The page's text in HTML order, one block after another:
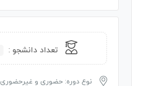
تعداد دانشجو :
نوع دوره: حضوری و غیرحضوری